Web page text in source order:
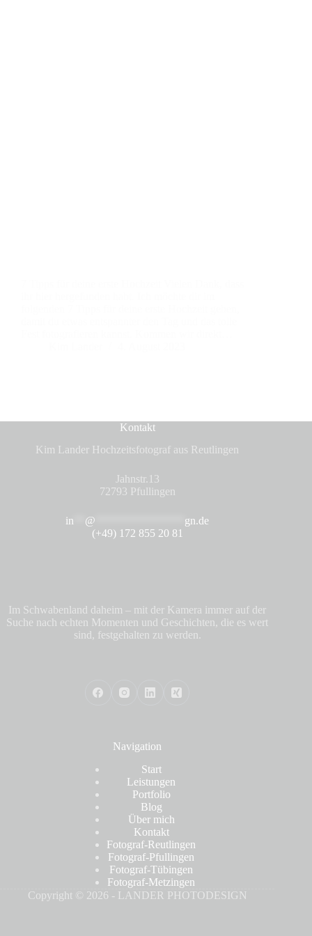
Kontakt
Kim Lander Hochzeitsfotograf aus Reutlingen
Jahnstr.13
72793 Pfullingen
in @
gn.de
(+49) 172 855 20 81
Im Schwabenland daheim – mit der Kamera immer auf der
Suche nach echten Momenten und Geschichten, die es wert
sind, festgehalten zu werden.
Navigation
Start
Leistungen
Portfolio
Blog
Über mich
Kontakt
Fotograf-Reutlingen
Fotograf-Pfullingen
Fotograf-Tübingen
Fotograf-Metzingen
Copyright © 2026 - LANDER PHOTODESIGN